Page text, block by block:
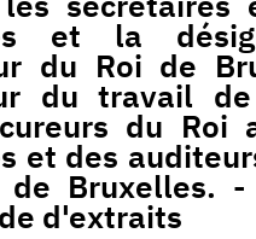
et la
du Roi de
du travail de
du Roi
et des
de Bruxelles. -
d'extraits